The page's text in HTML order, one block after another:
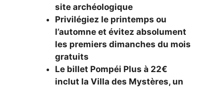
site archéologique
Privilégiez le printemps ou
l’automne et évitez absolument
les premiers dimanches du mois
gratuits
Le billet Pompéi Plus à 22€
inclut la Villa des Mystères, un